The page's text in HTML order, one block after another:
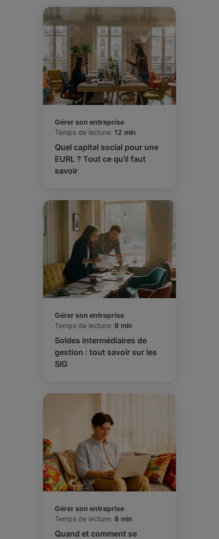
Gérer son entreprise
Temps de lecture: 12 min
Quel capital social pour une
EURL ? Tout ce qu'il faut
savoir
Gérer son entreprise
Temps de lecture: 8 min
Soldes intermédiaires de
gestion : tout savoir sur les
SIG
Gérer son entreprise
Temps de lecture: 8 min
Quand et comment se